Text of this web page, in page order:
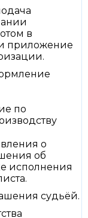
в
приложение
по
о
об
исполнения
судьёй.